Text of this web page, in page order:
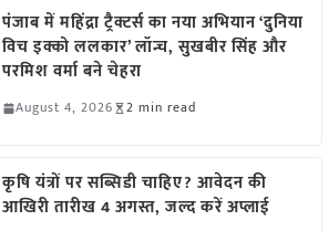
पंजाब में महिंद्रा ट्रैक्टर्स का नया अभियान ‘दुनिया
विच इक्को ललकार’ लॉन्च, सुखबीर सिंह और
परमिश वर्मा बने चेहरा
August 4, 2026 2 min read
कृषि यंत्रों पर सब्सिडी चाहिए? आवेदन की
आखिरी तारीख 4 अगस्त, जल्द करें अप्लाई